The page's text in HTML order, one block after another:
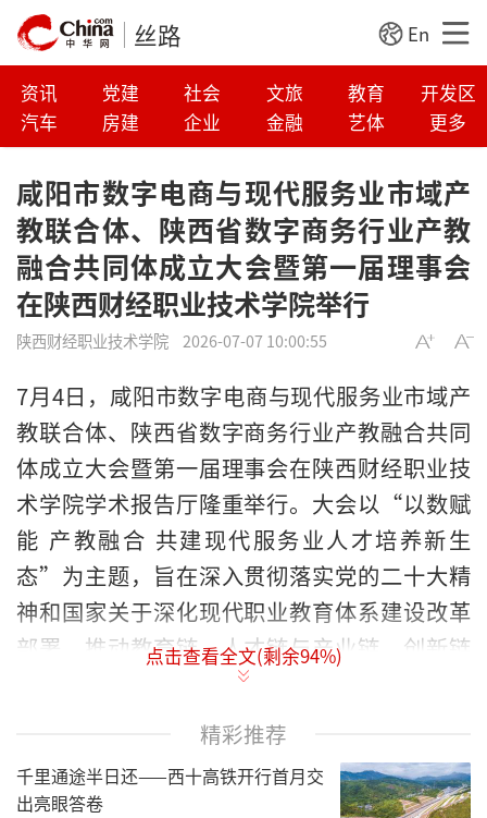
丝路 En
资讯 党建 社会 文旅 教育
开发区
汽车
房建 企业 金融 艺体 更多
咸阳市数字电商与现代服务业市域产
教联合体、陕西省数字商务行业产教
融合共同体成立大会暨第一届理事会
在陕西财经职业技术学院举行
陕西财经职业技术学院 2026-07-07 10:00:55
7月4日，咸阳市数字电商与现代服务业市域产
教联合体、陕西省数字商务行业产教融合共同
体成立大会暨第一届理事会在陕西财经职业技
术学院学术报告厅隆重举行。大会以“以数赋
能 产教融合 共建现代服务业人才培养新生
态”为主题，旨在深入贯彻落实党的二十大精
神和国家关于深化现代职业教育体系建设改革
部署，推动教育链、人才链与产业链、创新链
有机衔接，服务陕西数字经济发展和咸阳现代
点击查看全文(剩余94%)
精彩推荐
千里通途半日还——西十高铁开行首月交
出亮眼答卷